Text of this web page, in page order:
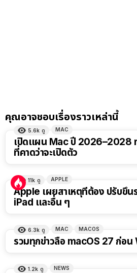
คุณอาจชอบเรื่องราวเหล่านี้
5.6k ดู MAC
เปิดแผน Mac ปี 2026–2028
ที่คาดว่าจะเปิดตัว
11k ดู APPLE
Apple เผยสาเหตุที่ต้อง ปรับขึ้น
iPad และอื่น ๆ
6.3k ดู MAC MACOS
รวมทุกข่าวลือ macOS 27 ก่อ
1.2k ดู NEWS